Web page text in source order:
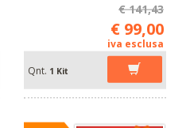
€ 141,43
€ 99,00
iva esclusa
Qnt. 1 Kit